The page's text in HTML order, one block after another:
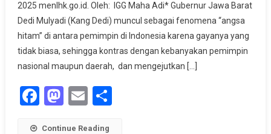
Nalar,
Rasa,
Dan
Aksi
2025 menlhk.go.id. Oleh: IGG Maha Adi* Gubernur Jawa Barat
Dedi Mulyadi (Kang Dedi) muncul sebagai fenomena “angsa
hitam” di antara pemimpin di Indonesia karena gayanya yang
tidak biasa, sehingga kontras dengan kebanyakan pemimpin
nasional maupun daerah, dan mengejutkan […]
Facebook
Mastodon
EmailShare
Continue Reading